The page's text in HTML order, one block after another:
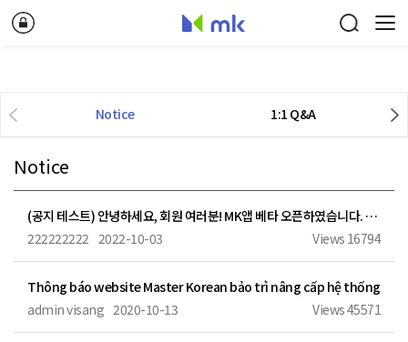
Notice 1:1 Q&A
Notice
(공지 테스트) 안녕하세요, 회원 여러분! MK앱 베타 오픈하였습니다. 많은 관심 부탁드립니다.
222222222 2022-10-03 Views 16794
Thông báo website Master Korean bảo trì nâng cấp hệ thống
admin visang 2020-10-13 Views45571